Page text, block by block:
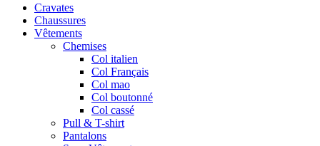
Cravates
Chaussures
Vêtements
Chemises
Col italien
Col Français
Col mao
Col boutonné
Col cassé
Pull & T-shirt
Pantalons